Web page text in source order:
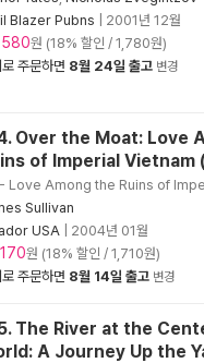
Blazer Pubns
2001년 12월
원 (18% 할인 / 1,780원)
로 주문하면 8월 24일 출고 변경
Over the Moat: Love
of Imperial Vietnam
- Love Among the Ruins of
Sullivan
USA
2004년 01월
원 (18% 할인 / 1,710원)
로 주문하면 8월 14일 출고 변경
The River at the
A Journey Up the